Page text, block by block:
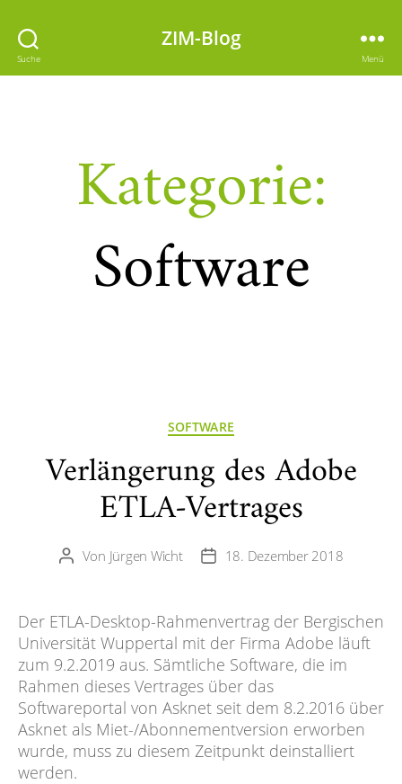
Suche
ZIM-Blog
Menü
Kategorie:
Software
Kategorien
SOFTWARE
Verlängerung des Adobe
ETLA-Vertrages
Beitragsautor
Von Jürgen Wicht Veröffentlichungsdatum
18. Dezember 2018
Der ETLA-Desktop-Rahmenvertrag der Bergischen
Universität Wuppertal mit der Firma Adobe läuft
zum 9.2.2019 aus. Sämtliche Software, die im
Rahmen dieses Vertrages über das
Softwareportal von Asknet seit dem 8.2.2016 über
Asknet als Miet-/Abonnementversion erworben
wurde, muss zu diesem Zeitpunkt deinstalliert
werden.